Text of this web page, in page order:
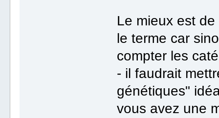
Le mieux est
le terme car
compter les
- il faudrait
génétiques"
vous avez une